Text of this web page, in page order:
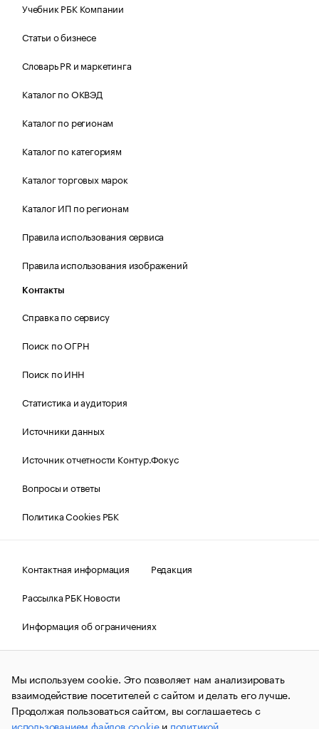
Учебник РБК Компании
Статьи о бизнесе
Словарь PR и маркетинга
Каталог по ОКВЭД
Каталог по регионам
Каталог по категориям
Каталог торговых марок
Каталог ИП по регионам
Правила использования сервиса
Правила использования изображений
Контакты
Справка по сервису
Поиск по ОГРН
Поиск по ИНН
Статистика и аудитория
Источники данных
Источник отчетности Контур.Фокус
Вопросы и ответы
Политика Cookies РБК
Контактная информация
Редакция
Рассылка РБК Новости
Информация об ограничениях
Правовая информация
О соблюдении авторских прав
© АО «РОСБИЗНЕСКОНСАЛТИНГ»,1995–2026.Сообщения
и материалы информационного агентства «РБК»
(зарегистрировано Федеральной службой по надзору в сфере
связи, информационных технологий и массовых
коммуникаций (Роскомнадзор) 09.12.2015 за номером ИА
Мы используем cookie. Это позволяет нам анализировать
взаимодействие посетителей с сайтом и делать его лучше.
Продолжая пользоваться сайтом, вы соглашаетесь с
использованием файлов cookieи политикой